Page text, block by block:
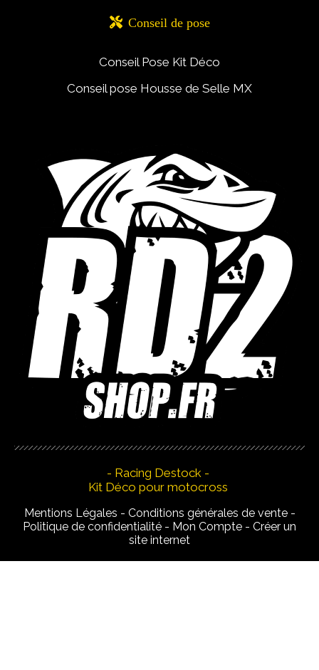
 Conseil de pose
Conseil Pose Kit Déco
Conseil pose Housse de Selle MX
- Racing Destock -
Kit Déco pour motocross
Mentions Légales
Conditions générales de vente
Politique de confidentialité
Mon Compte
Créer un
site internet